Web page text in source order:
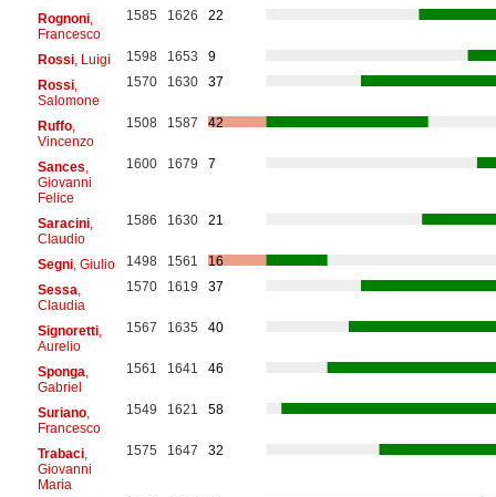
Rognoni,
Francesco
1585 1626 22
Rossi, Luigi 1598 1653
9
Rossi,
Salomone
1570 1630 37
Ruffo,
Vincenzo
1508 1587 42
Sances
Giovanni
Felice
1600 1679 7
Saracini,
Claudio
1586 1630 21
Segni, Giulio 1498 1561
16
Sessa
Claudia
1570 1619 37
Signoretti,
Aurelio
1567 1635 40
Sponga
Gabriel
1561 1641 46
Suriano,
Francesco
1549 1621 58
Trabaci,
Giovanni
Maria
1575 1647 32